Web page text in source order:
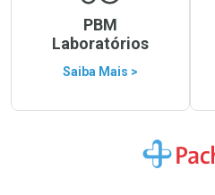
PBM
Laboratórios
Saiba Mais >
Ir para a